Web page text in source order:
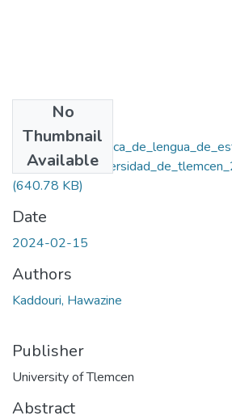
No
Thumbnail
Available
(640.78 KB)
Date
2024-02-15
Authors
Kaddouri, Hawazine
Publisher
University of Tlemcen
Abstract